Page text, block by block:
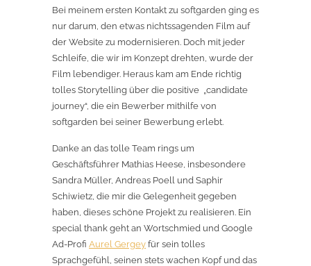
Bei meinem ersten Kontakt zu softgarden ging es
nur darum, den etwas nichtssagenden Film auf
der Website zu modernisieren. Doch mit jeder
Schleife, die wir im Konzept drehten, wurde der
Film lebendiger. Heraus kam am Ende richtig
tolles Storytelling über die positive „candidate
journey“, die ein Bewerber mithilfe von
softgarden bei seiner Bewerbung erlebt.
Danke an das tolle Team rings um
Geschäftsführer Mathias Heese, insbesondere
Sandra Müller, Andreas Poell und Saphir
Schiwietz, die mir die Gelegenheit gegeben
haben, dieses schöne Projekt zu realisieren. Ein
special thank geht an Wortschmied und Google
Ad-Profi Aurel Gergey für sein tolles
Sprachgefühl, seinen stets wachen Kopf und das